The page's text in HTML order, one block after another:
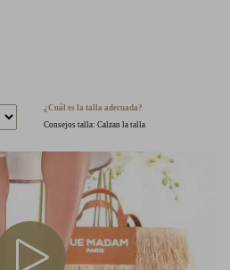
¿Cuál es la talla adecuada?
Consejos talla: Calzan la talla